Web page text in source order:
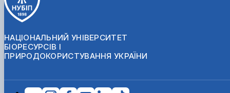
НАЦІОНАЛЬНИЙ УНІВЕРСИТЕТ
БІОРЕСУРСІВ І
ПРИРОДОКОРИСТУВАННЯ УКРАЇНИ